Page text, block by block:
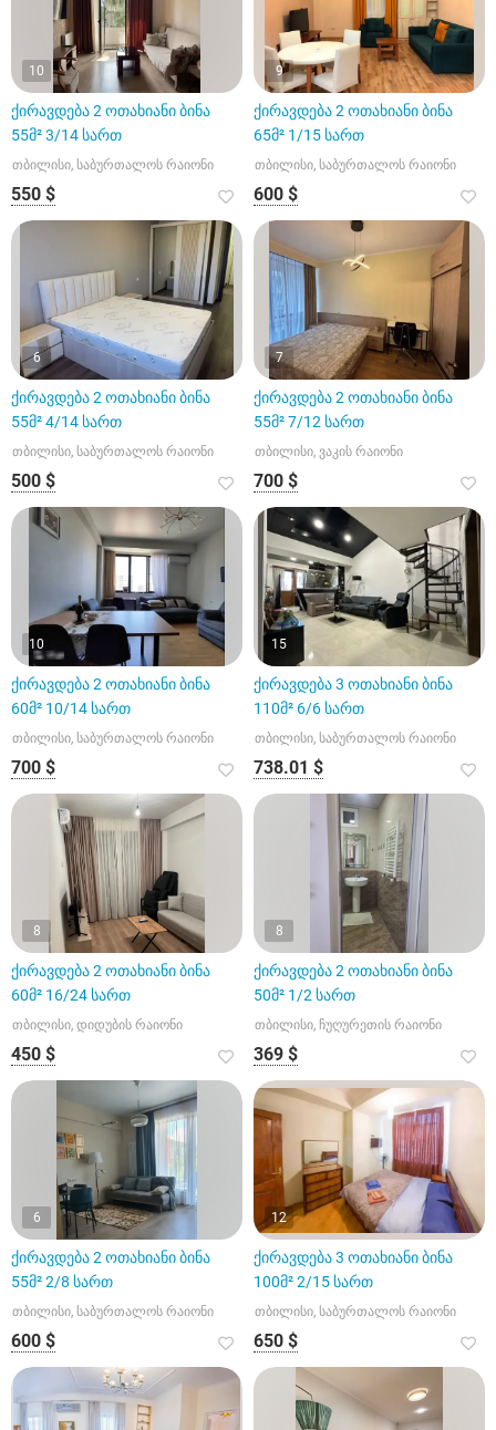
10
ქირავდება 2 ოთახიანი ბინა
55მ² 3/14 სართ
თბილისი, საბურთალოს რაიონი
550 $
9
ქირავდება 2 ოთახიანი ბინა
65მ² 1/15 სართ
თბილისი, საბურთალოს რაიონი
600 $
6
ქირავდება 2 ოთახიანი ბინა
55მ² 4/14 სართ
თბილისი, საბურთალოს რაიონი
500 $
7
ქირავდება 2 ოთახიანი ბინა
55მ² 7/12 სართ
თბილისი, ვაკის რაიონი
700 $
10
ქირავდება 2 ოთახიანი ბინა
60მ² 10/14 სართ
თბილისი, საბურთალოს რაიონი
700 $
15
ქირავდება 3 ოთახიანი ბინა
110მ² 6/6 სართ
თბილისი, საბურთალოს რაიონი
738.01 $
8
ქირავდება 2 ოთახიანი ბინა
60მ² 16/24 სართ
თბილისი, დიდუბის რაიონი
450 $
8
ქირავდება 2 ოთახიანი ბინა
50მ² 1/2 სართ
თბილისი, ჩუღურეთის რაიონი
369 $
6
ქირავდება 2 ოთახიანი ბინა
55მ² 2/8 სართ
თბილისი, საბურთალოს რაიონი
600 $
12
ქირავდება 3 ოთახიანი ბინა
100მ² 2/15 სართ
თბილისი, საბურთალოს რაიონი
650 $